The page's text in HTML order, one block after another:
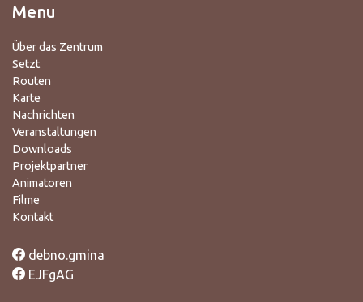
Menu
Über das Zentrum
Setzt
Routen
Karte
Nachrichten
Veranstaltungen
Downloads
Projektpartner
Animatoren
Filme
Kontakt
debno.gmina
EJFgAG